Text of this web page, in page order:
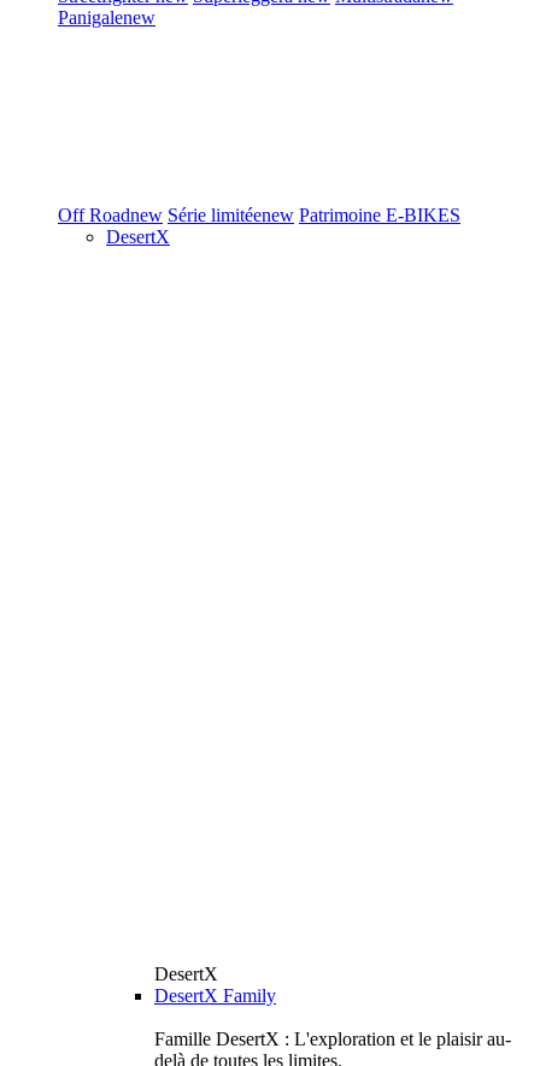
Panigalenew
Off Roadnew Série limitéenew Patrimoine E-BIKES
DesertX
DesertX
DesertX Family
Famille DesertX : L'exploration et le plaisir au-
delà de toutes les limites.